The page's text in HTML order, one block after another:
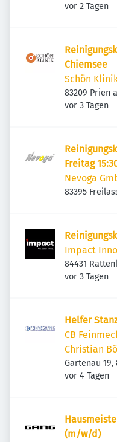
Veröffentlicht
vor 2 Tagen
Chiemsee
Schön
83209 Prien
Veröffentlicht
vor 3 Tagen
Freitag
Nevoga
83395
Impact
84431
Veröffentlicht
vor 3 Tagen
Helfer
CB
Christian
Gartenau 19,
Deutschland
Veröffentlicht
vor 4 Tagen
(m/w/d)